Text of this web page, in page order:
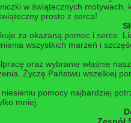
w świątecznych
prosto z serca!
za okazaną pomoc i serce.
wszystkich marzeń i
oraz wybranie właśnie
Życzę Państwu wszelkiej
pomocy najbardziej
mniej.